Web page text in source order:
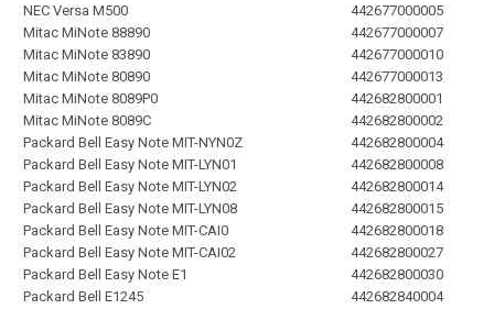
NEC Versa M500
Mitac MiNote 88890
Mitac MiNote 83890
Mitac MiNote 80890
Mitac MiNote 8089P0
Mitac MiNote 8089C
Packard Bell Easy Note MIT-NYN0Z
Packard Bell Easy Note MIT-LYN01
Packard Bell Easy Note MIT-LYN02
Packard Bell Easy Note MIT-LYN08
Packard Bell Easy Note MIT-CAI0
Packard Bell Easy Note MIT-CAI02
Packard Bell Easy Note E1
Packard Bell E1245
442677000005
442677000007
442677000010
442677000013
442682800001
442682800002
442682800004
442682800008
442682800014
442682800015
442682800018
442682800027
442682800030
442682840004